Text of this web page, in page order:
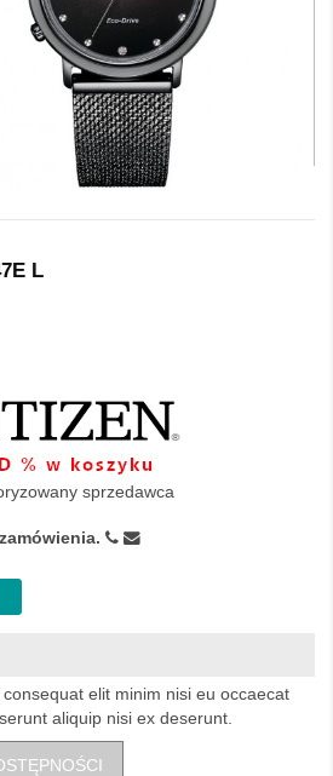
L
sprzedawca
elit minim nisi eu occaecat
aliquip nisi ex deserunt.